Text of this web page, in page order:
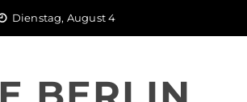
Dienstag, August 4